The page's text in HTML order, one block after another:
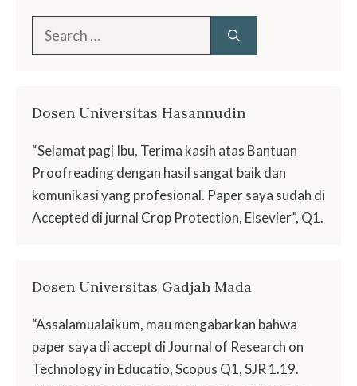
Dosen Universitas Hasannudin
“Selamat pagi Ibu, Terima kasih atas Bantuan
Proofreading dengan hasil sangat baik dan
komunikasi yang profesional. Paper saya sudah di
Accepted di jurnal Crop Protection, Elsevier”, Q1.
Dosen Universitas Gadjah Mada
“Assalamualaikum, mau mengabarkan bahwa
paper saya di accept di Journal of Research on
Technology in Educatio, Scopus Q1, SJR 1.19.